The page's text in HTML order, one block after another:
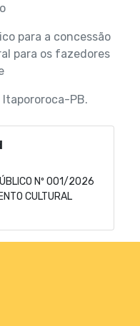
para a concessão
para os fazedores
PB.
Nº 001/2026
CULTURAL